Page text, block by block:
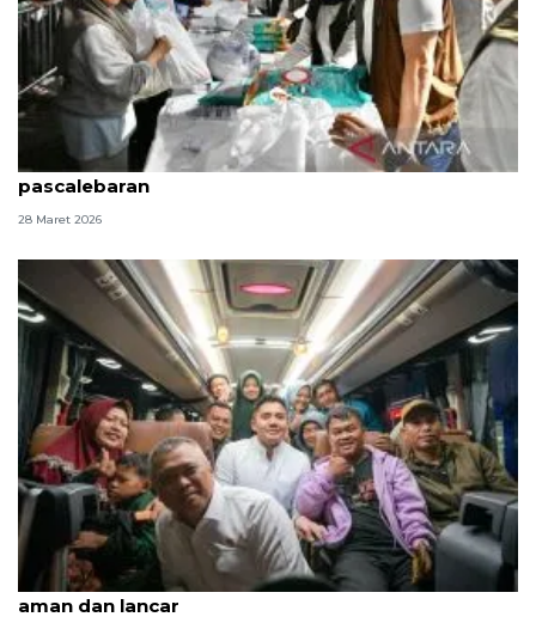
Seskab: Bazar rakyat hidupkan ekonomi UMKM
pascalebaran
28 Maret 2026
Seskab Teddy pantau arus balik, pastikan berjalan
aman dan lancar